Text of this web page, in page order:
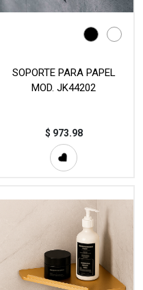
SOPORTE PARA PAPEL
MOD. JK44202
$ 973.98